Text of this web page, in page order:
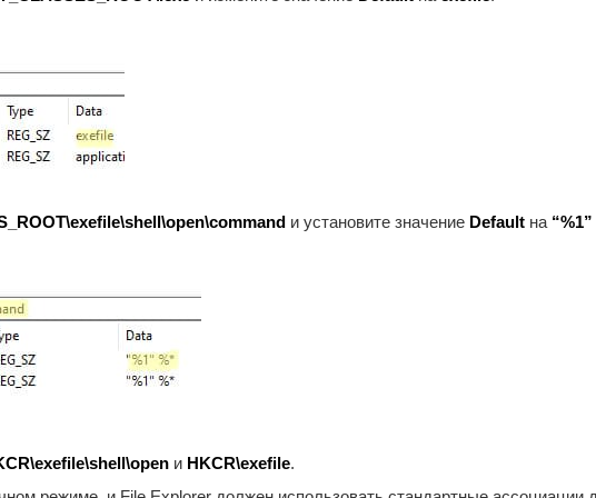
и установите значение Defaultна
и HKCR\exefile.